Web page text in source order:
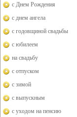
с Днем Рождения
с днем ангела
с годовщиной свадьбы
с юбилеем
на свадьбу
с отпуском
с зимой
с выпускным
с уходом на пенсию